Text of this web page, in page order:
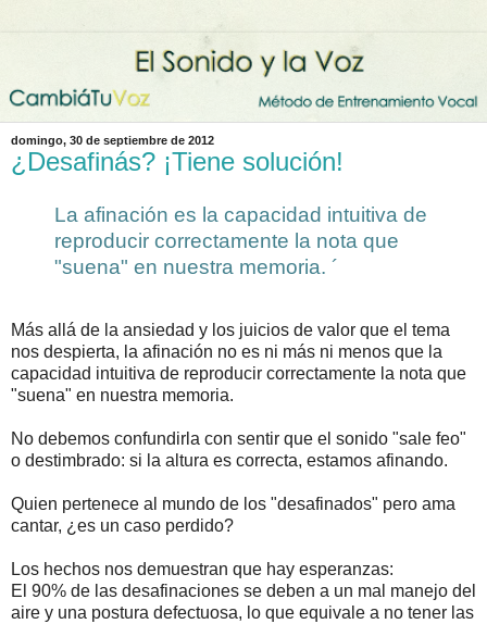
domingo, 30 de septiembre de 2012
¿Desafinás? ¡Tiene solución!
La afinación es la capacidad intuitiva de
reproducir correctamente la nota que
"suena" en nuestra memoria. ´
Más allá de la ansiedad y los juicios de valor que el tema
nos despierta, la afinación no es ni más ni menos que la
capacidad intuitiva de reproducir correctamente la nota que
"suena" en nuestra memoria.
No debemos confundirla con sentir que el sonido "sale feo"
o destimbrado: si la altura es correcta, estamos afinando.
Quien pertenece al mundo de los "desafinados" pero ama
cantar, ¿es un caso perdido?
Los hechos nos demuestran que hay esperanzas:
El 90% de las desafinaciones se deben a un mal manejo del
aire y una postura defectuosa, lo que equivale a no tener las